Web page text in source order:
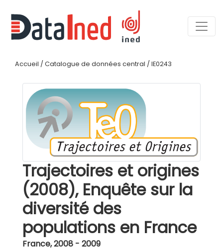
Accueil / Catalogue de données central / IE0243
Trajectoires et origines
(2008), Enquête sur la
diversité des
populations en France
France,2008 - 2009